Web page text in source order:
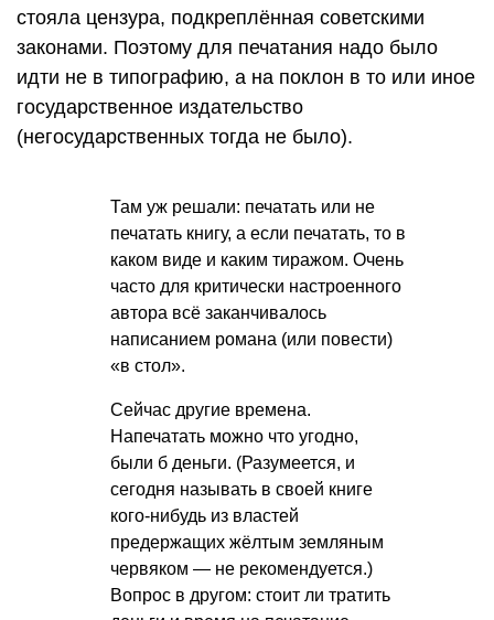
стояла цензура, подкреплённая советскими
законами. Поэтому для печатания надо было
идти не в типографию, а на поклон в то или иное
государственное издательство
(негосударственных тогда не было).
Там уж решали: печатать или не
печатать книгу, а если печатать, то в
каком виде и каким тиражом. Очень
часто для критически настроенного
автора всё заканчивалось
написанием романа (или повести)
«в стол».
Сейчас другие времена.
Напечатать можно что угодно,
были б деньги. (Разумеется, и
сегодня называть в своей книге
кого-нибудь из властей
предержащих жёлтым земляным
червяком — не рекомендуется.)
Вопрос в другом: стоит ли тратить